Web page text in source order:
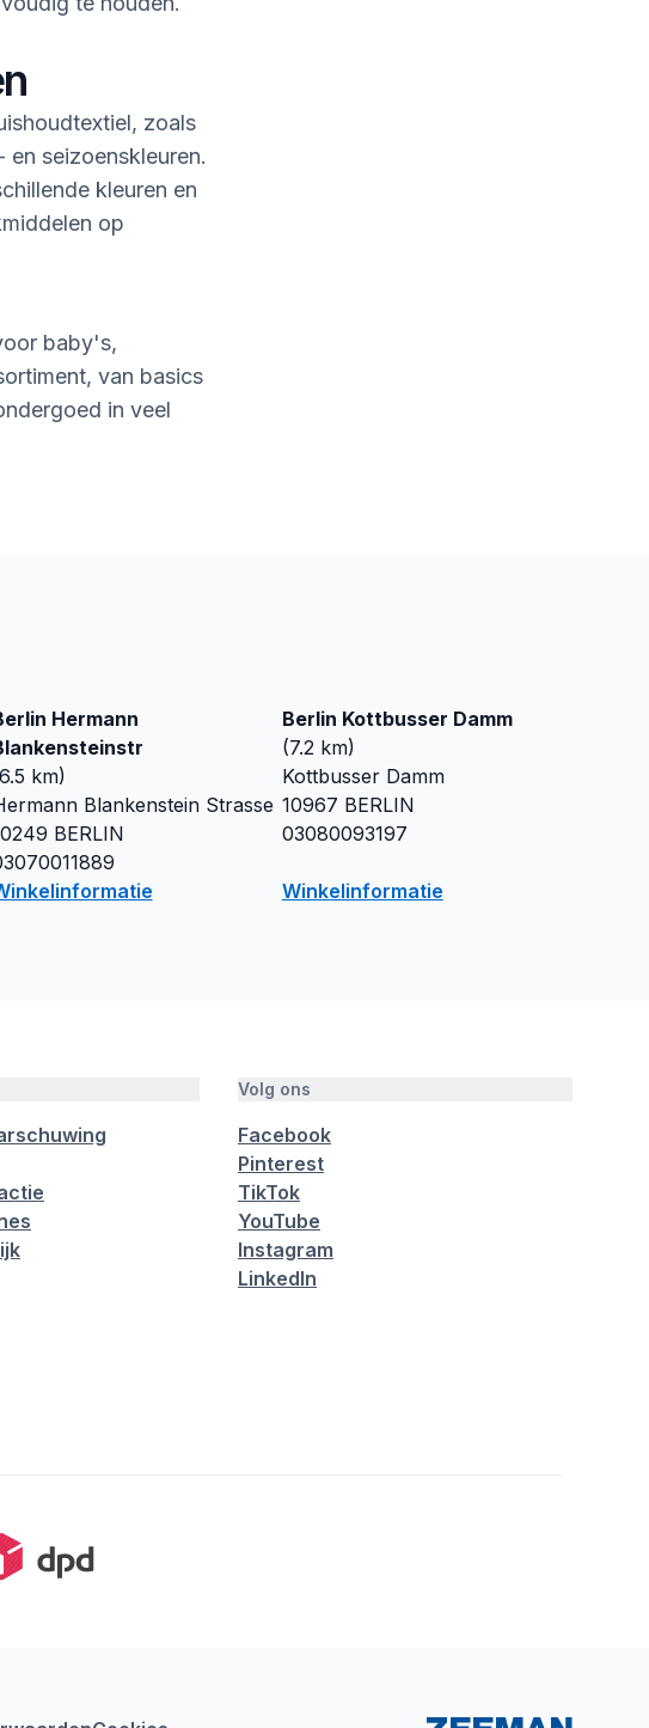
zoals
seizoenskleuren.
kleuren en
op
baby's,
van basics
in veel
Hermann
6.5 km)
Blankenstein Strasse
BERLIN
Berlin Kottbusser Damm
(7.2km)
Kottbusser Damm
10967 BERLIN
03080093197
Winkelinformatie
Volg ons
Facebook
Pinterest
TikTok
YouTube
Instagram
LinkedIn